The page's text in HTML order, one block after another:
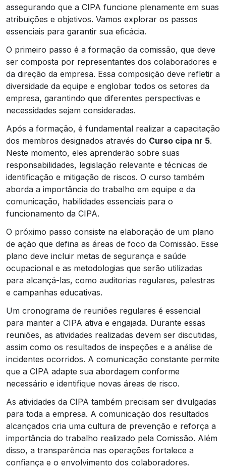
assegurando que a CIPA funcione plenamente em suas
atribuições e objetivos. Vamos explorar os passos
essenciais para garantir sua eficácia.
O primeiro passo é a formação da comissão, que deve
ser composta por representantes dos colaboradores e
da direção da empresa. Essa composição deve refletir a
diversidade da equipe e englobar todos os setores da
empresa, garantindo que diferentes perspectivas e
necessidades sejam consideradas.
Após a formação, é fundamental realizar a capacitação
dos membros designados através do Curso cipa nr 5.
Neste momento, eles aprenderão sobre suas
responsabilidades, legislação relevante e técnicas de
identificação e mitigação de riscos. O curso também
aborda a importância do trabalho em equipe e da
comunicação, habilidades essenciais para o
funcionamento da CIPA.
O próximo passo consiste na elaboração de um plano
de ação que defina as áreas de foco da Comissão. Esse
plano deve incluir metas de segurança e saúde
ocupacional e as metodologias que serão utilizadas
para alcançá-las, como auditorias regulares, palestras
e campanhas educativas.
Um cronograma de reuniões regulares é essencial
para manter a CIPA ativa e engajada. Durante essas
reuniões, as atividades realizadas devem ser discutidas,
assim como os resultados de inspeções e a análise de
incidentes ocorridos. A comunicação constante permite
que a CIPA adapte sua abordagem conforme
necessário e identifique novas áreas de risco.
As atividades da CIPA também precisam ser divulgadas
para toda a empresa. A comunicação dos resultados
alcançados cria uma cultura de prevenção e reforça a
importância do trabalho realizado pela Comissão. Além
disso, a transparência nas operações fortalece a
confiança e o envolvimento dos colaboradores.